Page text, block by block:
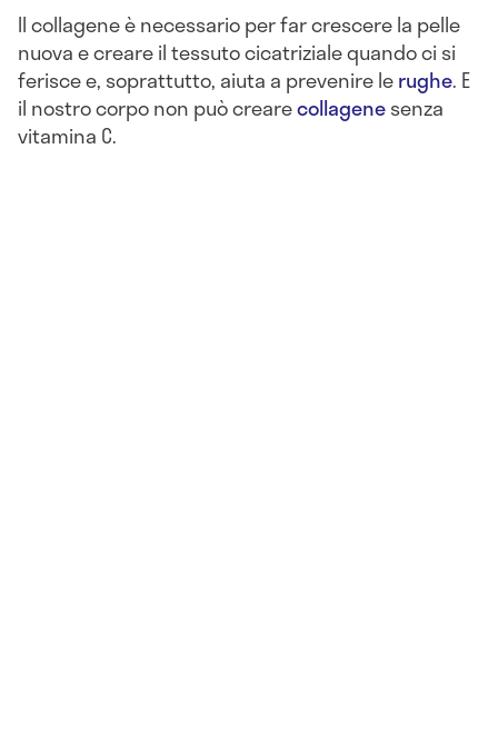
Il collagene è necessario per far crescere la pelle
nuova e creare il tessuto cicatriziale quando ci si
ferisce e, soprattutto, aiuta a prevenire lerughe. E
il nostro corpo non può crearecollagenesenza
vitamina C.